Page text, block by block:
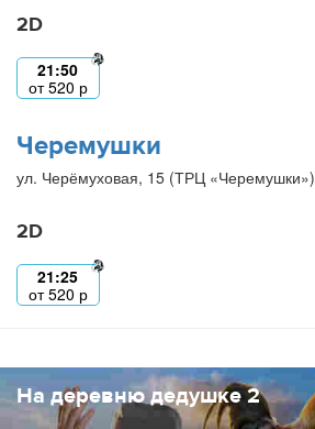
2D
21:50
от520 р
Черемушки
ул. Черёмуховая, 15 (ТРЦ «Черемушки»)
2D
21:25
от520 р
На деревню дедушке 2